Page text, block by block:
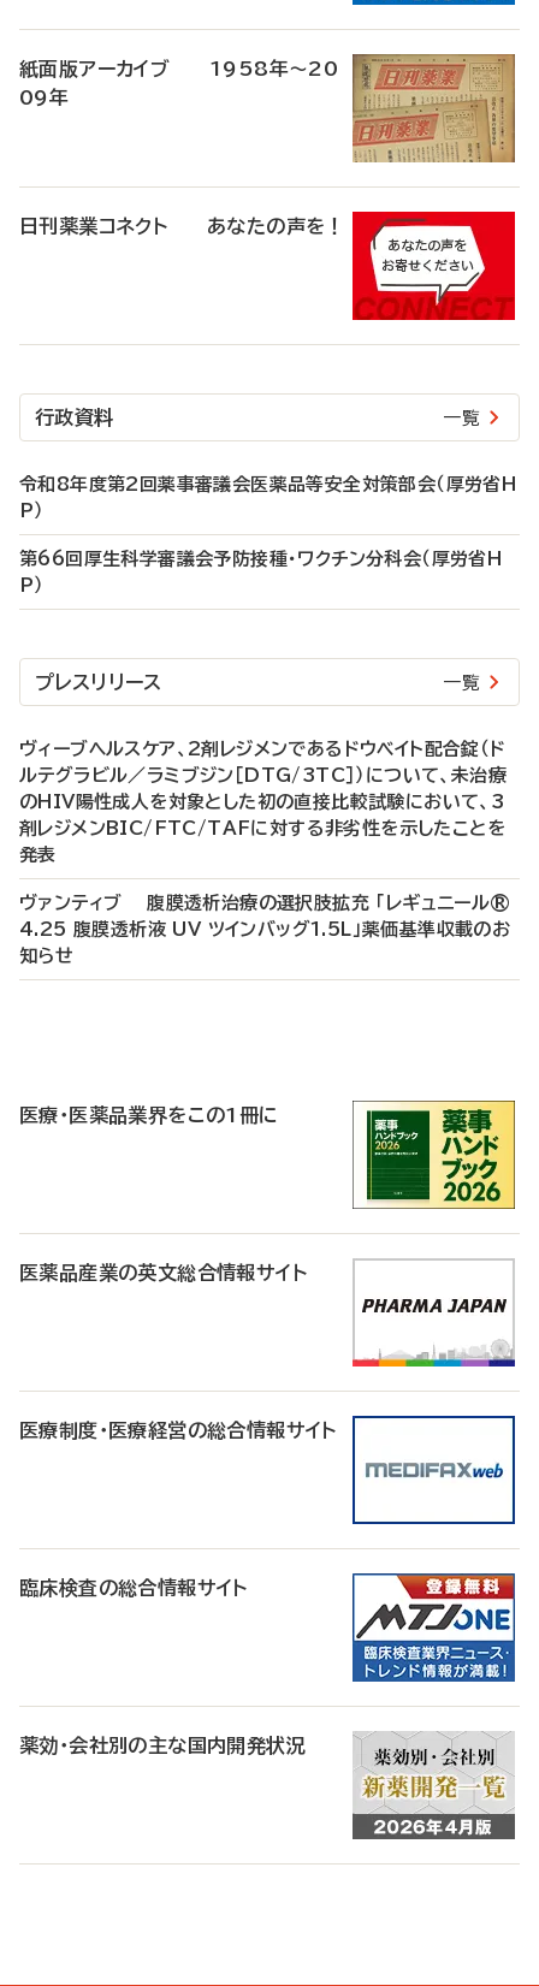
紙面版アーカイブ 1958年～20
09年
日刊薬業コネクト あなたの声を！
行政資料 一覧
令和8年度第2回薬事審議会医薬品等安全対策部会（厚労省H
P）
第66回厚生科学審議会予防接種・ワクチン分科会（厚労省H
P）
プレスリリース 一覧
ヴィーブヘルスケア、2剤レジメンであるドウベイト配合錠（ド
ルテグラビル／ラミブジン［DTG/3TC］）について、未治療
のHIV陽性成人を対象とした初の直接比較試験において、3
剤レジメンBIC/FTC/TAFに対する非劣性を示したことを
発表
ヴァンティブ 腹膜透析治療の選択肢拡充 「レギュニール®
4.25 腹膜透析液 UV ツインバッグ1.5L」薬価基準収載のお
知らせ
医療・医薬品業界をこの1冊に
医薬品産業の英文総合情報サイト
医療制度・医療経営の総合情報サイト
臨床検査の総合情報サイト
薬効・会社別の主な国内開発状況